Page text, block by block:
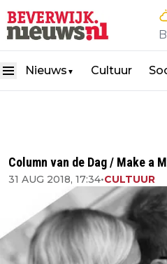
Nieuws ▼ Cultuur
Column van de Dag / Make a
31 AUG 2018, 17:34•CULTUUR